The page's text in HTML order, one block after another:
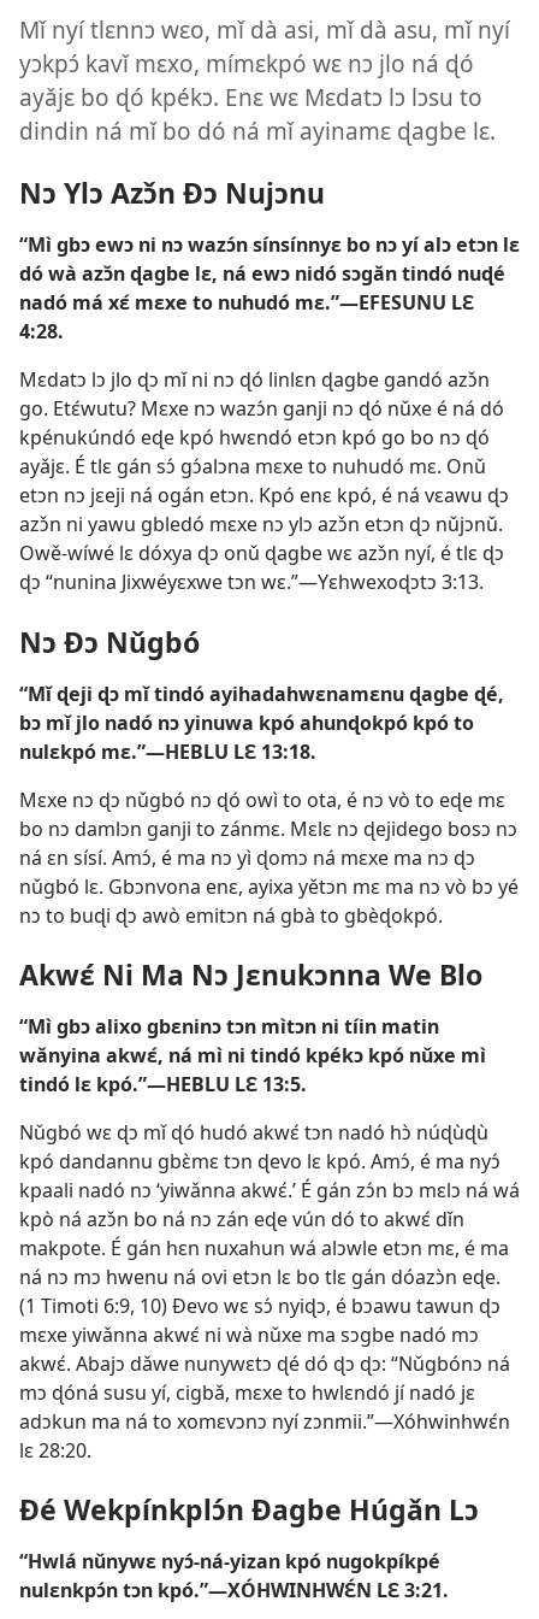
Mǐ nyí tlɛnnɔ wɛo, mǐ dà asi, mǐ dà asu, mǐ nyí
yɔkpɔ́ kavǐ mɛxo, mímɛkpó wɛ nɔ jlo ná ɖó
ayǎjɛ bo ɖó kpékɔ. Enɛ wɛ Mɛdatɔ lɔ lɔsu to
dindin ná mǐ bo dó ná mǐ ayinamɛ ɖagbe lɛ.
Nɔ Ylɔ Azɔ̌n Ðɔ Nujɔnu
“Mì gbɔ ewɔ ni nɔ wazɔ́n sínsínnyɛ bo nɔ yí alɔ etɔn lɛ
dó wà azɔ̌n ɖagbe lɛ, ná ewɔ nidó sɔgǎn tindó nuɖé
nadó má xɛ́ mɛxe to nuhudó mɛ.”—EFESUNU LƐ
4:28.
Mɛdatɔ lɔ jlo ɖɔ mǐ ni nɔ ɖó linlɛn ɖagbe gandó azɔ̌n
go. Etɛ́wutu? Mɛxe nɔ wazɔ́n ganji nɔ ɖó nǔxe é ná dó
kpénukúndó eɖe kpó hwɛndó etɔn kpó go bo nɔ ɖó
ayǎjɛ. É tlɛ gán sɔ́ gɔ́alɔna mɛxe to nuhudó mɛ. Onǔ
etɔn nɔ jɛeji ná ogán etɔn. Kpó enɛ kpó, é ná vɛawu ɖɔ
azɔ̌n ni yawu gbledó mɛxe nɔ ylɔ azɔ̌n etɔn ɖɔ nǔjɔnǔ.
Owě-wíwé lɛ dóxya ɖɔ onǔ ɖagbe wɛ azɔ̌n nyí, é tlɛ ɖɔ
ɖɔ “nunina Jixwéyɛxwe tɔn wɛ.”—Yɛhwexoɖɔtɔ 3:13.
Nɔ Ðɔ Nǔgbó
“Mǐ ɖeji ɖɔ mǐ tindó ayihadahwɛnamɛnu ɖagbe ɖé,
bɔ mǐ jlo nadó nɔ yinuwa kpó ahunɖokpó kpó to
nulɛkpó mɛ.”—HEBLU LƐ 13:18.
Mɛxe nɔ ɖɔ nǔgbó nɔ ɖó owì to ota, é nɔ vò to eɖe mɛ
bo nɔ damlɔn ganji to zánmɛ. Mɛlɛ nɔ ɖejidego bosɔ nɔ
ná ɛn sísí. Amɔ́, é ma nɔ yì ɖomɔ ná mɛxe ma nɔ ɖɔ
nǔgbó lɛ. Gbɔnvona enɛ, ayixa yětɔn mɛ ma nɔ vò bɔ yé
nɔ to buɖi ɖɔ awò emitɔn ná gbà to gbèɖokpó.
Akwɛ́ Ni Ma Nɔ Jɛnukɔnna We Blo
“Mì gbɔ alixo gbɛninɔ tɔn mìtɔn ni tíin matin
wǎnyina akwɛ́, ná mì ni tindó kpékɔ kpó nǔxe mì
tindó lɛ kpó.”—HEBLU LƐ 13:5.
Nǔgbó wɛ ɖɔ mǐ ɖó hudó akwɛ́ tɔn nadó hɔ̀ núɖùɖù
kpó dandannu gbɛ̀mɛ tɔn ɖevo lɛ kpó. Amɔ́, é ma nyɔ́
kpaali nadó nɔ ‘yiwǎnna akwɛ́.’ É gán zɔ́n bɔ mɛlɔ ná wá
kpò ná azɔ̌n bo ná nɔ zán eɖe vún dó to akwɛ́ dǐn
makpote. É gán hɛn nuxahun wá alɔwle etɔn mɛ, é ma
ná nɔ mɔ hwenu ná ovi etɔn lɛ bo tlɛ gán dóazɔ̀n eɖe.
(1 Timoti 6:9, 10) Ðevo wɛ sɔ́ nyiɖɔ, é bɔawu tawun ɖɔ
mɛxe yiwǎnna akwɛ́ ni wà nǔxe ma sɔgbe nadó mɔ
akwɛ́. Abajɔ dǎwe nunywɛtɔ ɖé dó ɖɔ ɖɔ: “Nǔgbónɔ ná
mɔ ɖóná susu yí, cigbǎ, mɛxe to hwlɛndó jí nadó jɛ
adɔkun ma ná to xomɛvɔnɔ nyí zɔnmii.”—Xóhwinhwɛ́n
lɛ 28:20.
Ðé Wekpínkplɔ́n Ðagbe Húgǎn Lɔ
“Hwlá nǔnywɛ nyɔ́-ná-yizan kpó nugokpíkpé
nulɛnkpɔ́n tɔn kpó.”—XÓHWINHWƐ́N LƐ 3:21.